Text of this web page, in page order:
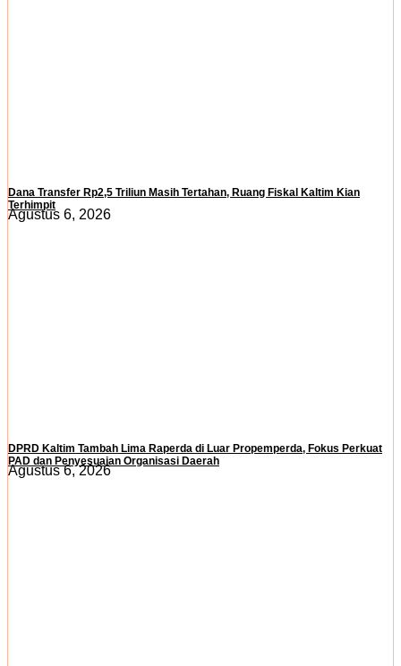
Dana Transfer Rp2,5 Triliun Masih Tertahan, Ruang Fiskal Kaltim Kian
Terhimpit
Agustus 6, 2026
DPRD Kaltim Tambah Lima Raperda di Luar Propemperda, Fokus Perkuat
PAD dan Penyesuaian Organisasi Daerah
Agustus 6, 2026